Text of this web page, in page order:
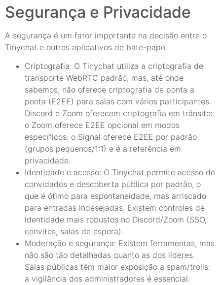
Segurança e Privacidade
A segurança é um fator importante na decisão entre o
Tinychat e outros aplicativos de bate-papo.
Criptografia: O Tinychat utiliza a criptografia de
transporte WebRTC padrão, mas, até onde
sabemos, não oferece criptografia de ponta a
ponta (E2EE) para salas com vários participantes.
Discord e Zoom oferecem criptografia em trânsito:
o Zoom oferece E2EE opcional em modos
específicos: o Signal oferece E2EE por padrão
(grupos pequenos/1:1) e é a referência em
privacidade.
Identidade e acesso: O Tinychat permite acesso de
convidados e descoberta pública por padrão, o
que é ótimo para espontaneidade, mas arriscado
para entradas indesejadas. Existem controles de
identidade mais robustos no Discord/Zoom (SSO,
convites, salas de espera).
Moderação e segurança: Existem ferramentas, mas
não são tão detalhadas quanto as dos líderes.
Salas públicas têm maior exposição a spam/trolls:
a vigilância dos administradores é essencial.